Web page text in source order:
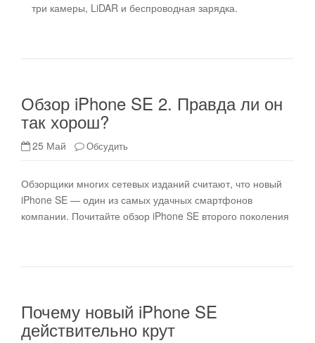
три камеры, LiDAR и беспроводная зарядка.
Обзор iPhone SE 2. Правда ли он
так хорош?
25 Май Обсудить
Обзорщики многих сетевых изданий считают, что новый
iPhone SE — один из самых удачных смартфонов
компании. Почитайте обзор iPhone SE второго поколения
Почему новый iPhone SE
действительно крут